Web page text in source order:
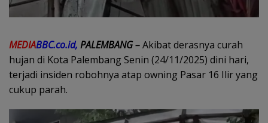
MEDIABBC.co.id, PALEMBANG –Akibat derasnya curah
hujan di Kota Palembang Senin (24/11/2025) dini hari,
terjadi insiden robohnya atap owning Pasar 16 Ilir yang
cukup parah.